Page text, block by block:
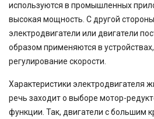
используются в промышленных
высокая мощность. С другой
электродвигатели или двигатели
образом применяются в
регулирование скорости.
Характеристики электродвигателя
речь заходит о выборе мотор-
функции. Так, двигатели с большим